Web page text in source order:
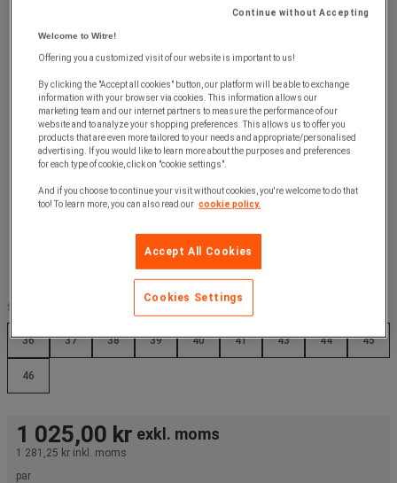
Storlek :
36 37 38 39 40 41 43 44 45
46
1 025,00 kr exkl. moms
1 281,25 kr inkl. moms
par
Continue without Accepting
Welcome to Witre!
Offering you a customized visit of our website is important to us!
By clicking the "Accept all cookies" button, our platform will be able to exchange
information with your browser via cookies. This information allows our
marketing team and our internet partners to measure the performance of our
website and to analyze your shopping preferences. This allows us to offer you
products that are even more tailored to your needs and appropriate/personalised
advertising. If you would like to learn more about the purposes and preferences
for each type of cookie, click on "cookie settings".
And if you choose to continue your visit without cookies, you're welcome to do that
too! To learn more, you can also read our cookie policy.
Accept All Cookies
Cookies Settings